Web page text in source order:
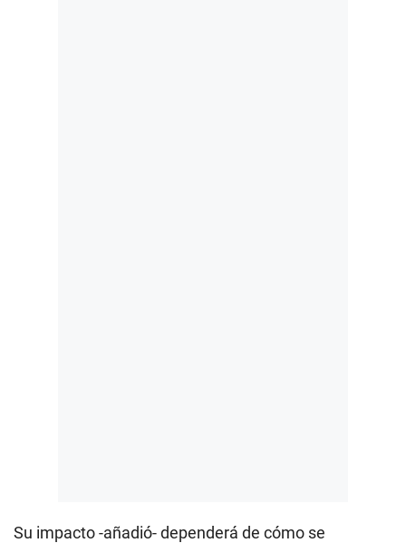
Su impacto -añadió- dependerá de cómo se